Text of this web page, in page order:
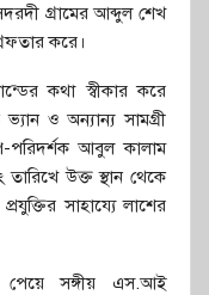
গ্রামের আব্দুল শেখ
করে।
কথা স্বীকার করে
ও অন্যান্য সামগ্রী
পরিদর্শক আবুল কালাম
উক্ত স্থান থেকে
সাহায্যে লাশের
পেয়ে সঙ্গীয় এস.আই